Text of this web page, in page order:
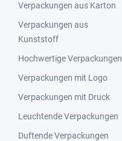
Verpackungen aus Karton
Verpackungen aus
Kunststoff
Hochwertige Verpackungen
Verpackungen mit Logo
Verpackungen mit Druck
Leuchtende Verpackungen
Duftende Verpackungen